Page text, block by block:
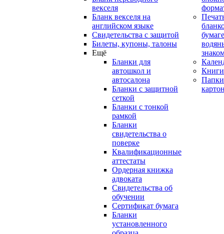
векселя
Бланк векселя на
английском языке
Свидетельства с защитой
Билеты, купоны, талоны
Ещё
Бланки для
автошкол и
автосалона
Бланки с защитной
сеткой
Бланки с тонкой
рамкой
Бланки
свидетельства о
поверке
Квалификационные
аттестаты
Ордерная книжка
адвоката
Свидетельства об
обучении
Сертификат бумага
Бланки
установленного
Книги
Папки